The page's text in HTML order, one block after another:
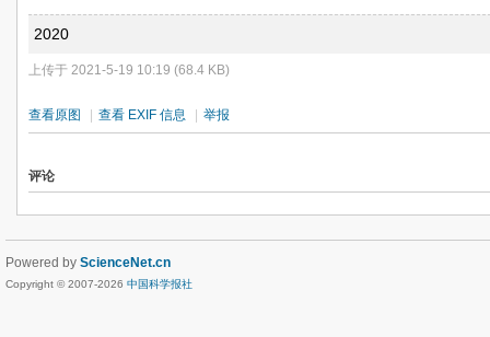
2020
上传于 2021-5-19 10:19 (68.4 KB)
查看原图 查看 EXIF 信息 举报
评论
Powered by ScienceNet.cn
Copyright © 2007-2026 中国科学报社